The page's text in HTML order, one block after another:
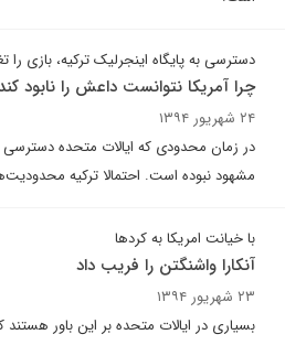
دسترسی به پایگاه اینجرلیک ترکیه، بازی را
چرا آمریکا نتوانست داعش را نابود
۲۴ شهریور ۱۳۹۴
در زمان محدودی که ایالات متحده دسترسی
مشهود نبوده است. احتمالا ترکیه
با خیانت امریکا به کردها
آنکارا واشنگتن را فریب داد
۲۳ شهریور ۱۳۹۴
بسیاری در ایالات متحده بر این باور